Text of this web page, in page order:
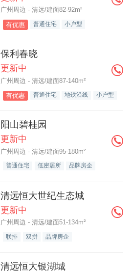
广州周边 - 清远/建面82-92m²
有优惠 普通住宅 小户型
保利春晓
更新中
广州周边 - 清远/建面87-140m²
有优惠 普通住宅 地铁沿线 小户型
阳山碧桂园
更新中
广州周边 - 清远/建面95-180m²
普通住宅 低密居所 品牌房企
清远恒大世纪生态城
更新中
广州周边 - 清远/建面51-134m²
联排 双拼 品牌房企
清远恒大银湖城